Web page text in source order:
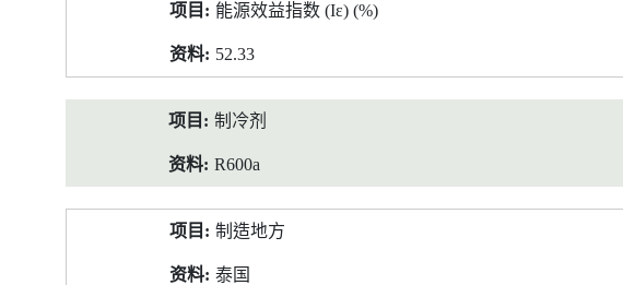
能源效益指数 (Iε) (%)
52.33
制冷剂
R600a
制造地方
泰国